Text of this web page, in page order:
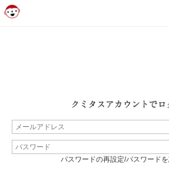
パスワードの再設定/パスワード